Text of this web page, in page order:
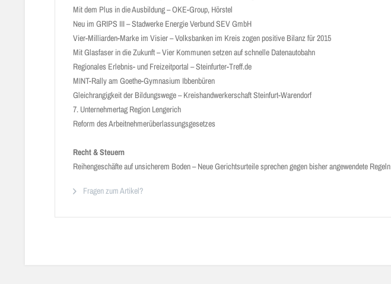
Mit dem Plus in die Ausbildung – OKE-Group, Hörstel
Neu im GRIPS III – Stadwerke Energie Verbund SEV GmbH
Vier-Milliarden-Marke im Visier – Volksbanken im Kreis zogen positive Bilanz für 2015
Mit Glasfaser in die Zukunft – Vier Kommunen setzen auf schnelle Datenautobahn
Regionales Erlebnis- und Freizeitportal – Steinfurter-Treff.de
MINT-Rally am Goethe-Gymnasium Ibbenbüren
Gleichrangigkeit der Bildungswege – Kreishandwerkerschaft Steinfurt-Warendorf
7. Unternehmertag Region Lengerich
Reform des Arbeitnehmerüberlassungsgesetzes
Recht & Steuern
Reihengeschäfte auf unsicherem Boden – Neue Gerichtsurteile sprechen gegen bisher angewendete Regeln
Fragen zum Artikel?